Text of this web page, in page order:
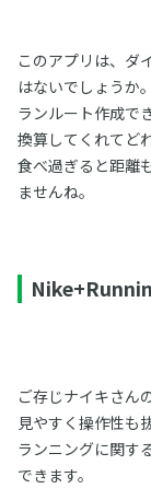
このアプリは、ダ
はないでしょうか。
ランルート作成で
換算してくれてど
食べ過ぎると距離
ませんね。
ご存じナイキさん
見やすく操作性も
ランニングに関す
できます。